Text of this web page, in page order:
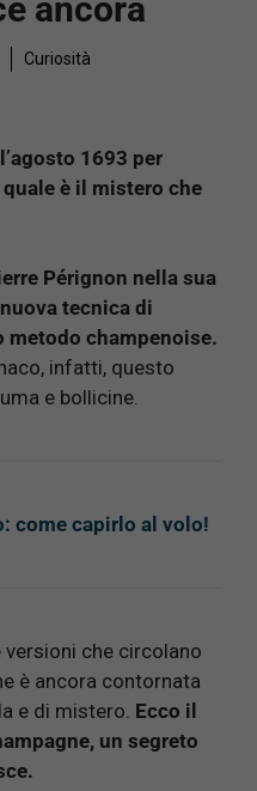
ancora
Curiosità
1693 per
è il mistero che
Pérignon nella sua
tecnica di
champenoise.
infatti, questo
e bollicine.
come capirlo al volo!
che circolano
è ancora contornata
e di mistero. Ecco il
un segreto